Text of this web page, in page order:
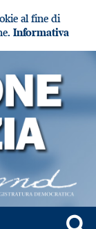
al fine di
Informativa